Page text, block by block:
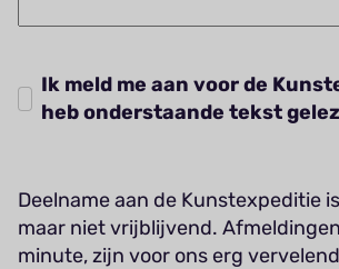
Ik meld me aan voor de
heb onderstaande tekst
Deelname aan de Kunstexpeditie
maar niet vrijblijvend.
minute, zijn voor ons erg